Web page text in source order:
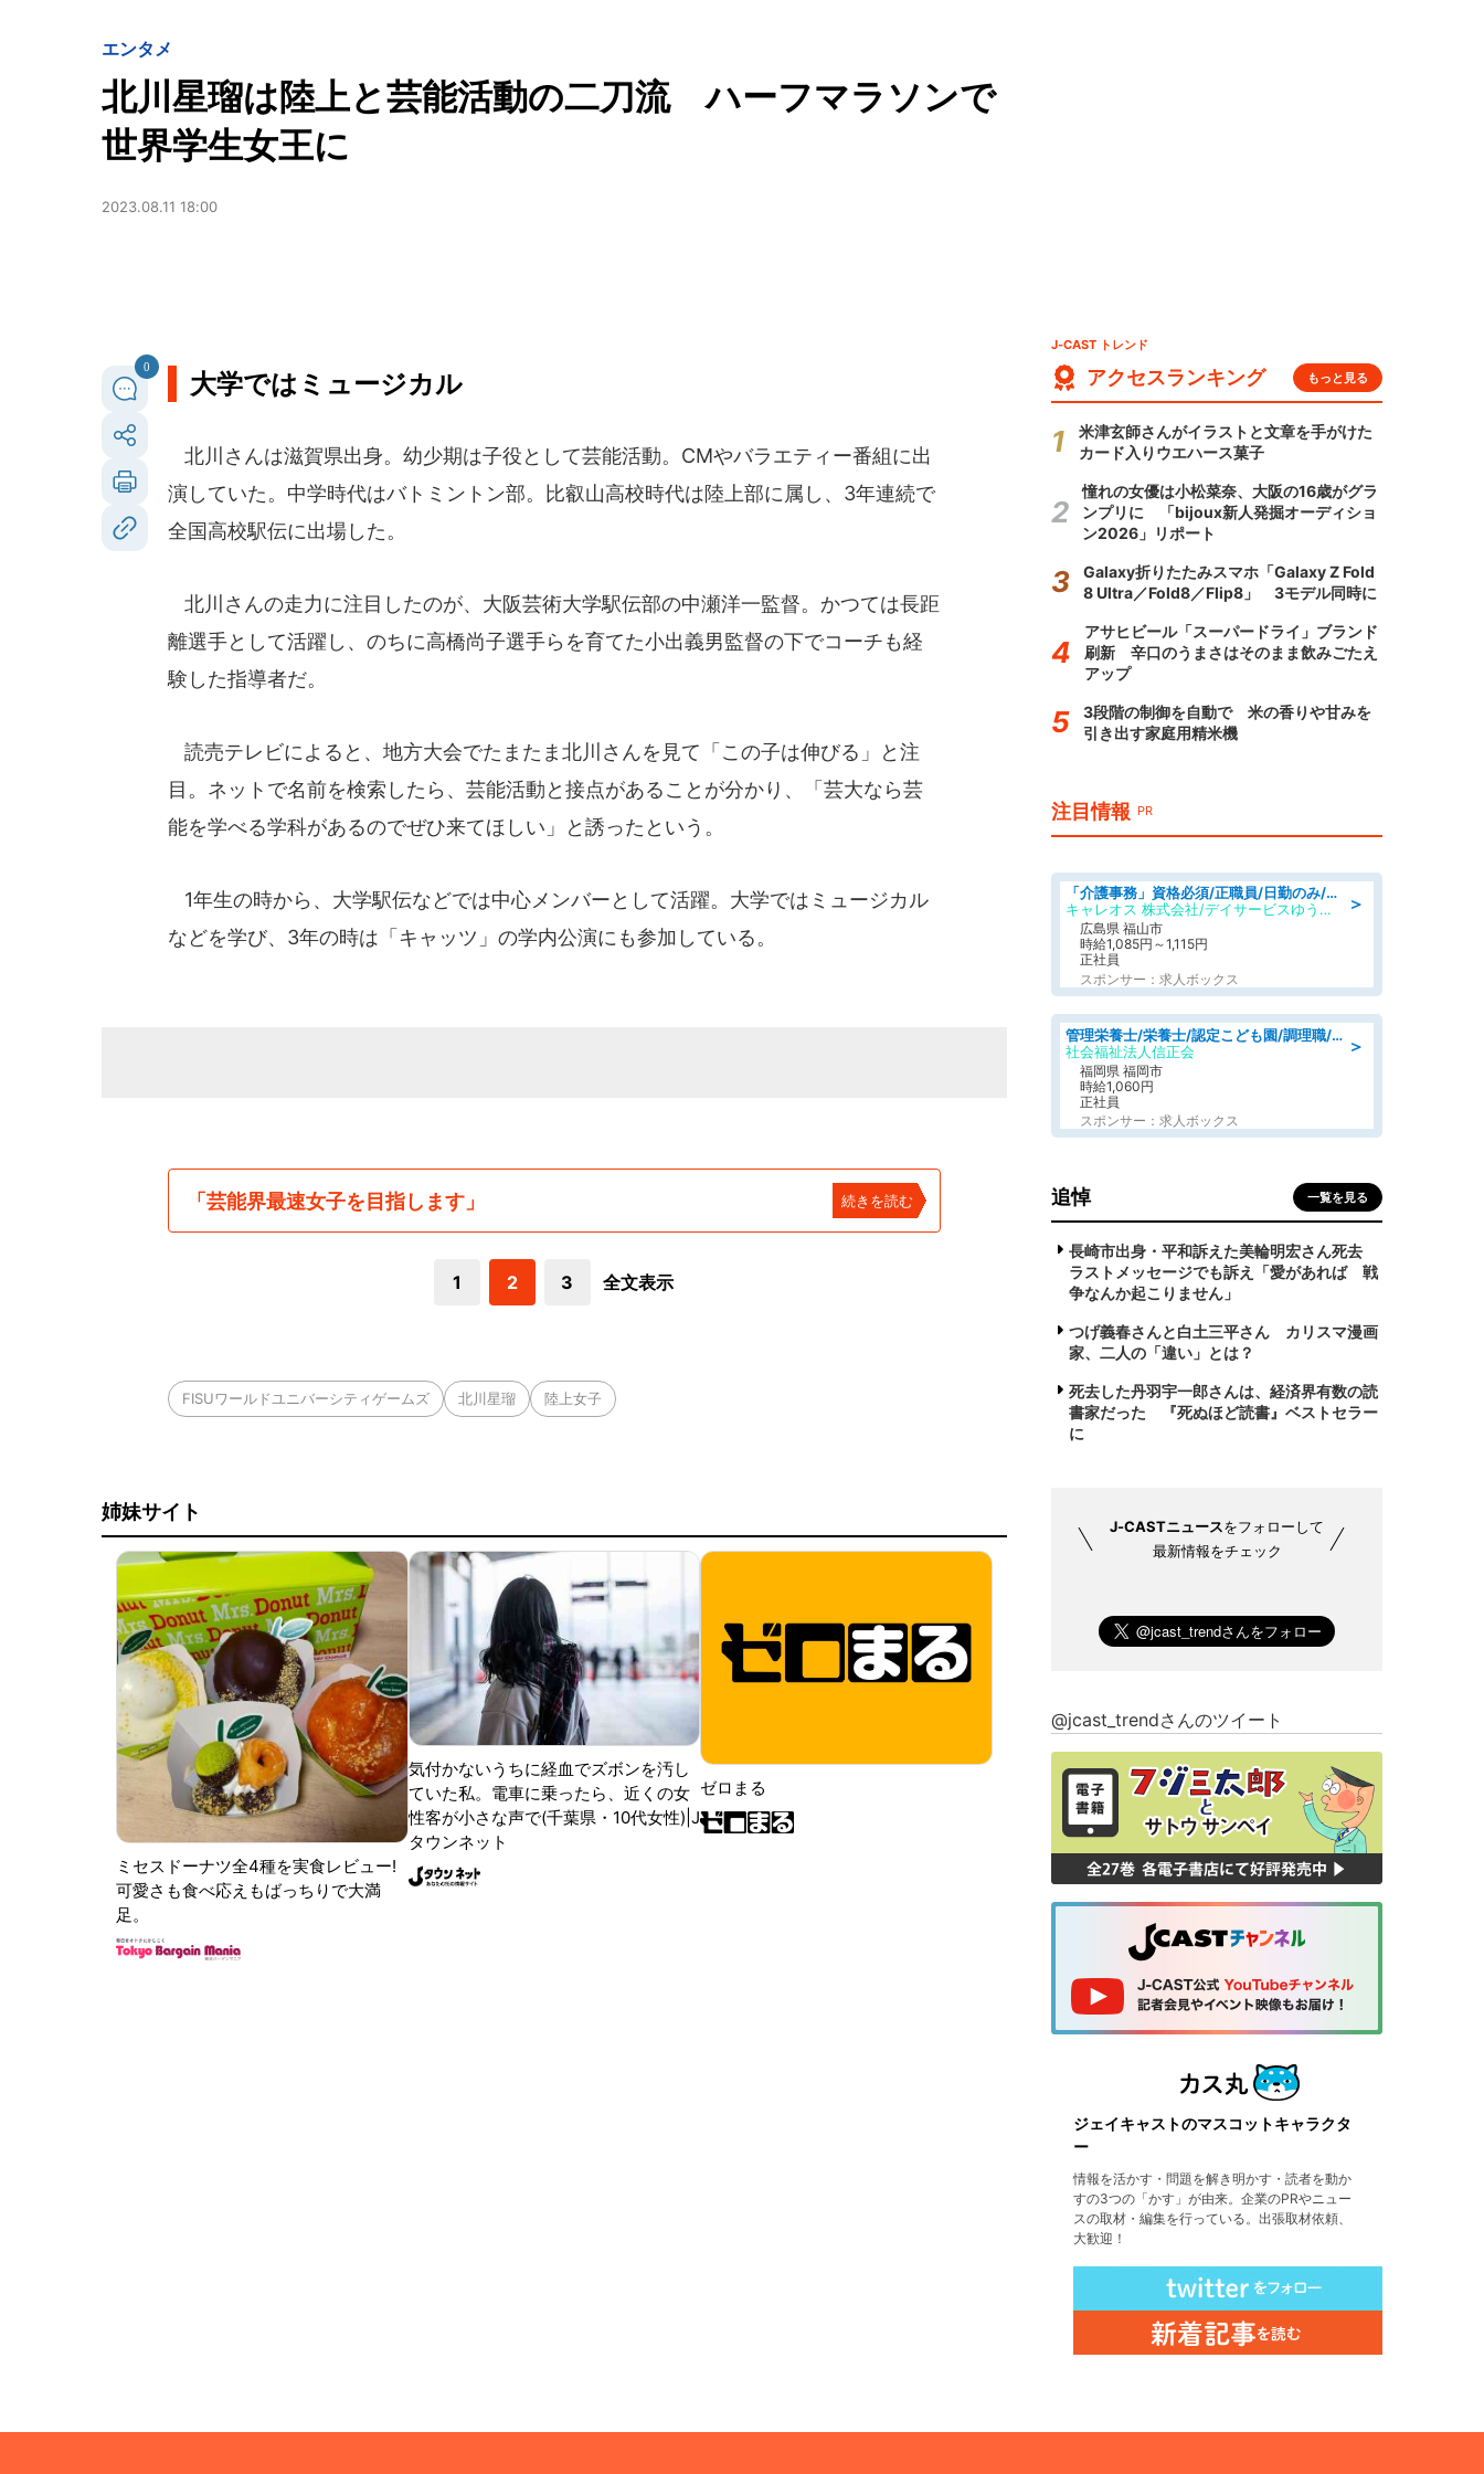
エンタメ
北川星瑠は陸上と芸能活動の二刀流 ハーフマラソンで
世界学生女王に
2023.08.11 18:00
0
大学ではミュージカル
北川さんは滋賀県出身。幼少期は子役として芸能活動。CMやバラエティー番組に出
演していた。中学時代はバトミントン部。比叡山高校時代は陸上部に属し、3年連続で
全国高校駅伝に出場した。
北川さんの走力に注目したのが、大阪芸術大学駅伝部の中瀬洋一監督。かつては長距
離選手として活躍し、のちに高橋尚子選手らを育てた小出義男監督の下でコーチも経
験した指導者だ。
読売テレビによると、地方大会でたまたま北川さんを見て「この子は伸びる」と注
目。ネットで名前を検索したら、芸能活動と接点があることが分かり、「芸大なら芸
能を学べる学科があるのでぜひ来てほしい」と誘ったという。
1年生の時から、大学駅伝などでは中心メンバーとして活躍。大学ではミュージカル
などを学び、3年の時は「キャッツ」の学内公演にも参加している。
「芸能界最速女子を目指します」 続きを読む
1 2 3 全文表示
FISUワールドユニバーシティゲームズ 北川星瑠 陸上女子
姉妹サイト
ミセスドーナツ全4種を実食レビュー!
可愛さも食べ応えもばっちりで大満
足。
気付かないうちに経血でズボンを汚し
ていた私。電車に乗ったら、近くの女
性客が小さな声で(千葉県・10代女性)|J
タウンネット
ゼロまる
J-CAST トレンド
アクセスランキング もっと見る
米津玄師さんがイラストと文章を手がけた
カード入りウエハース菓子
憧れの女優は小松菜奈、大阪の16歳がグラ
ンプリに 「bijoux新人発掘オーディショ
ン2026」リポート
Galaxy折りたたみスマホ「Galaxy Z Fold
8 Ultra／Fold8／Flip8」 3モデル同時に
アサヒビール「スーパードライ」ブランド
刷新 辛口のうまさはそのまま飲みごたえ
アップ
3段階の制御を自動で 米の香りや甘みを
引き出す家庭用精米機
注目情報 PR
＞
「介護事務」資格必須/正職員/日勤のみ/デイサービス
キャレオス 株式会社/デイサービスゆうゆう南本庄
広島県 福山市
時給1,085円～1,115円
正社員
スポンサー：求人ボックス
＞
管理栄養士/栄養士/認定こども園/調理職/認定こども園/週3日～相談可能
社会福祉法人信正会
福岡県 福岡市
時給1,060円
正社員
スポンサー：求人ボックス
追悼 一覧を見る
長崎市出身・平和訴えた美輪明宏さん死去
ラストメッセージでも訴え「愛があれば 戦
争なんか起こりません」
つげ義春さんと白土三平さん カリスマ漫画
家、二人の「違い」とは？
死去した丹羽宇一郎さんは、経済界有数の読
書家だった 『死ぬほど読書』ベストセラー
に
J-CASTニュースをフォローして
最新情報をチェック
@jcast_trendさんのツイート
ジェイキャストのマスコットキャラクタ
ー
情報を活かす・問題を解き明かす・読者を動か
すの3つの「かす」が由来。企業のPRやニュー
スの取材・編集を行っている。出張取材依頼、
大歓迎！